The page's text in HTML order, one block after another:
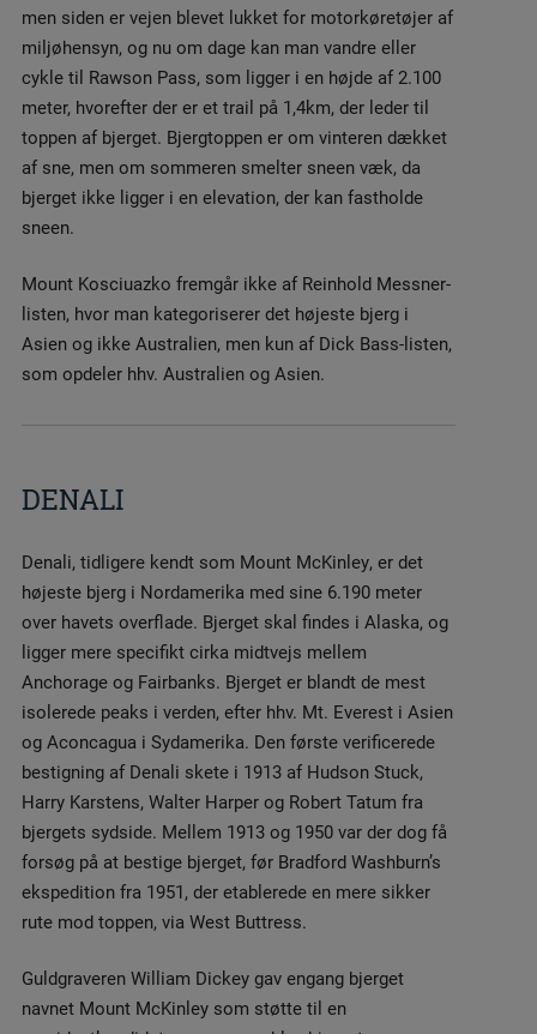
men siden er vejen blevet lukket for motorkøretøjer af
miljøhensyn, og nu om dage kan man vandre eller
cykle til Rawson Pass, som ligger i en højde af 2.100
meter, hvorefter der er et trail på 1,4km, der leder til
toppen af bjerget. Bjergtoppen er om vinteren dækket
af sne, men om sommeren smelter sneen væk, da
bjerget ikke ligger i en elevation, der kan fastholde
sneen.
Mount Kosciuazko fremgår ikke af Reinhold Messner-
listen, hvor man kategoriserer det højeste bjerg i
Asien og ikke Australien, men kun af Dick Bass-listen,
som opdeler hhv. Australien og Asien.
DENALI
Denali, tidligere kendt som Mount McKinley, er det
højeste bjerg i Nordamerika med sine 6.190 meter
over havets overflade. Bjerget skal findes i Alaska, og
ligger mere specifikt cirka midtvejs mellem
Anchorage og Fairbanks. Bjerget er blandt de mest
isolerede peaks i verden, efter hhv. Mt. Everest i Asien
og Aconcagua i Sydamerika. Den første verificerede
bestigning af Denali skete i 1913 af Hudson Stuck,
Harry Karstens, Walter Harper og Robert Tatum fra
bjergets sydside. Mellem 1913 og 1950 var der dog få
forsøg på at bestige bjerget, før Bradford Washburn’s
ekspedition fra 1951, der etablerede en mere sikker
rute mod toppen, via West Buttress.
Guldgraveren William Dickey gav engang bjerget
navnet Mount McKinley som støtte til en